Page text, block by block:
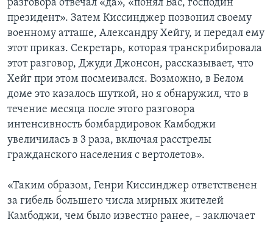
разговора отвечал «да», «понял Вас, господин
президент». Затем Киссинджер позвонил своему
военному атташе, Александру Хейгу, и передал ему
этот приказ. Секретарь, которая транскрибировала
этот разговор, Джуди Джонсон, рассказывает, что
Хейг при этом посмеивался. Возможно, в Белом
доме это казалось шуткой, но я обнаружил, что в
течение месяца после этого разговора
интенсивность бомбардировок Камбоджи
увеличилась в 3 раза, включая расстрелы
гражданского населения с вертолетов».
«Таким образом, Генри Киссинджер ответственен
за гибель большего числа мирных жителей
Камбоджи, чем было известно ранее, – заключает